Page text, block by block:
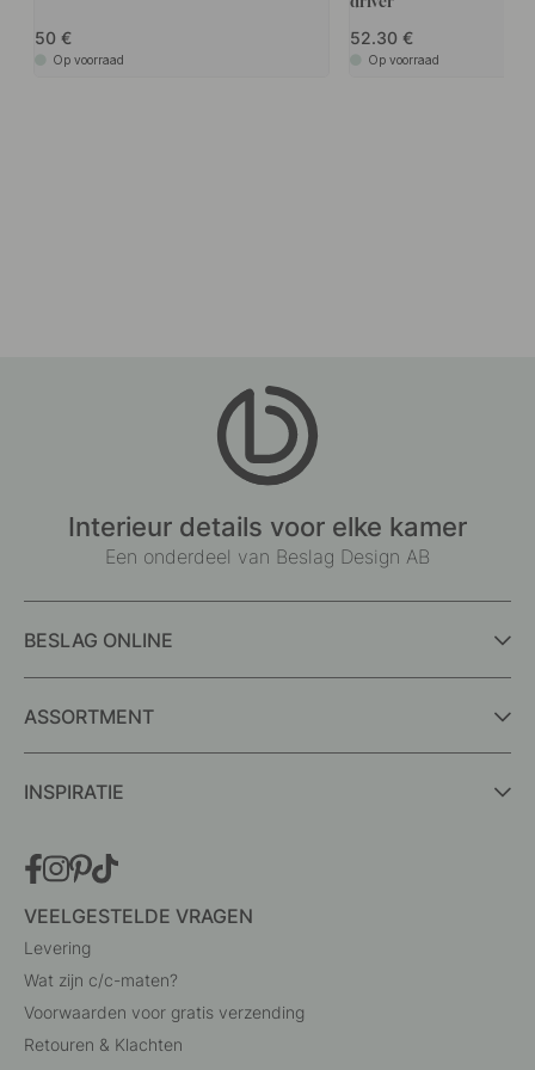
50
Op voorraad
52.30
Op voorraad
Interieur details voor elke kamer
Een onderdeel van Beslag Design AB
BESLAG ONLINE
ASSORTMENT
INSPIRATIE
VEELGESTELDE VRAGEN
Levering
Wat zijn c/c-maten?
Voorwaarden voor gratis verzending
Retouren & Klachten